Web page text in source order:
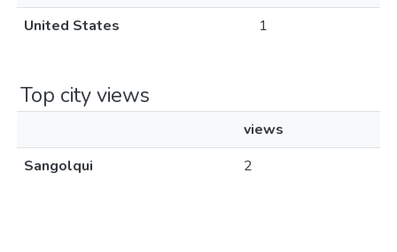
United States
1
Top city views
views
Sangolqui
2